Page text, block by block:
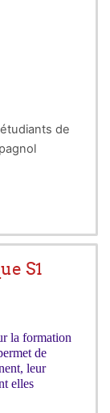
de
la formation
de
leur
elles